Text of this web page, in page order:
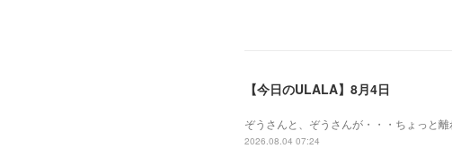
【今日のULALA】8月4日
ぞうさんと、ぞうさんが・・・ちょっと離
2026.08.04 07:24